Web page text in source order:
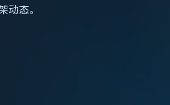
动态。